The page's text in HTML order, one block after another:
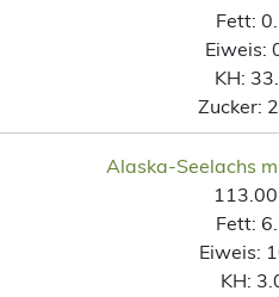
Fett:
Eiweis:
KH:
Zucker:
Alaska-Seelachs
Fett:
Eiweis:
KH: